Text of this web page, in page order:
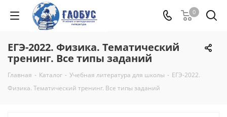
0
ЕГЭ-2022. Физика. Тематический
тренинг. Все типы заданий
Главная - Каталог - Учебная литература для школы - ЕГЭ-2022.
Физика. Тематический тренинг. Все типы заданий